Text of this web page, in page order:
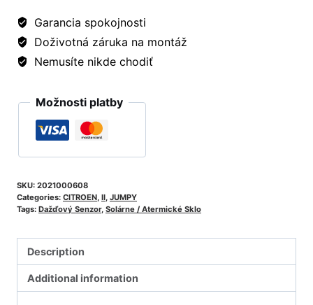
Garancia spokojnosti
Doživotná záruka na montáž
Nemusíte nikde chodiť
Možnosti platby
SKU: 2021000608
Categories: CITROEN II JUMPY
Tags: Dažďový Senzor, Solárne / Atermické Sklo
Description
Additional information